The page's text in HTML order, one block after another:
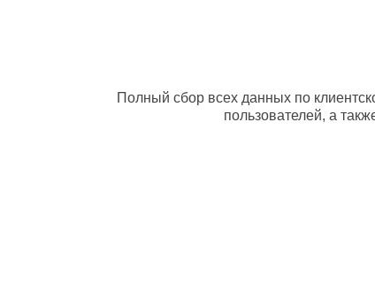
Полный сбор всех данных по
пользователей, а